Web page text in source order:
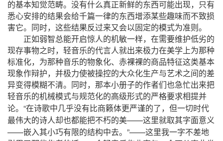
的基本知觉范畴。没有什么真正新鲜的东西可能出现，只有
悉心安排的结果会给千篇一律的东西增添某些趣味而不致损
害它。同时，这些结果反过来又会以固 定的模式为准则。
正如弱智总能开启惊人的机敏一样，在需要维护低劣的
现存事物之时，轻音乐的代言人就出来极力在美学上为那种
标准化，为那种音乐的物象化、赤裸裸的商品特征这类基本
现象作辩护，并极力使被操控的大众化生产与艺术之间的差
异变得模糊不清。同时，那本小册子的作者们也急忙出来把
轻音乐的机械模式与规范化的高级形式的严格要求相提并
论。 “在诗歌中几乎没有比商籁体更严谨的了，但一切时代
最伟大的诗人却也都能把不朽的美——这里就取其字面意义
——嵌入其小巧有限的结构中去。 ”——这里我一字不差地